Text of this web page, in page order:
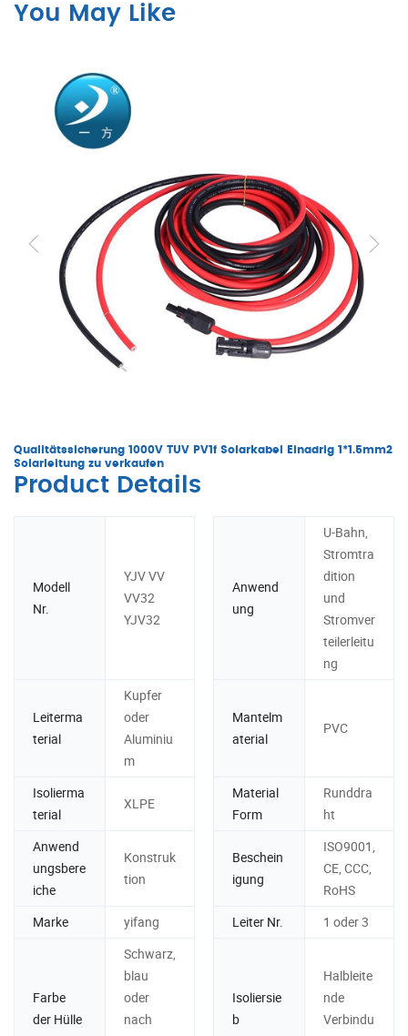
You May Like
Qualitätssicherung 1000V TUV PV1f Solarkabel Einadrig 1*1.5mm2
Solarleitung zu verkaufen
Product Details
Modell
Nr.
YJV VV
VV32
YJV32
Anwend
ung
U-Bahn,
Stromtra
dition
und
Stromver
teilerleitu
ng
Leiterma
terial
Kupfer
oder
Aluminiu
m
Mantelm
aterial
PVC
Isolierma
terial
XLPE
Material
Form
Runddra
ht
Anwend
ungsbere
iche
Konstruk
tion
Beschein
igung
ISO9001,
CE, CCC,
RoHS
Marke
yifang Leiter Nr. 1 oder 3
Farbe
der Hülle
Schwarz,
blau
oder
nach
Isoliersie
b
Halbleite
nde
Verbindu